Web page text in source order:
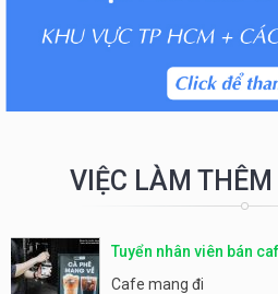
VIỆC LÀM THÊM
Tuyển nhân viên bán
Cafe mang đi